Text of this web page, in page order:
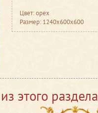
Цвет: орех
Размер: 1240x600x600
этого раздела